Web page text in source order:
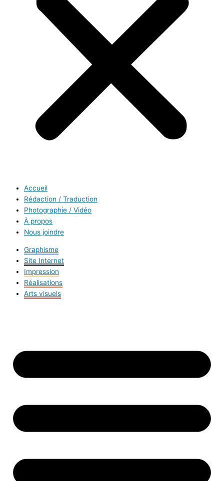
Accueil
Rédaction / Traduction
Photographie / Vidéo
À propos
Nous joindre
Graphisme
Site Internet
Impression
Réalisations
Arts visuels